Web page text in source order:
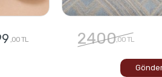
,00 TL 2400,00 TL